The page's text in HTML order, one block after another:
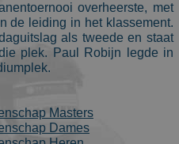
overheerste, met
de leiding in het klassement.
als tweede en staat
plek. Paul Robijn legde in
Masters
Dames
LLC
1 jaar 1
maand
This cookie
name is
asssociated
with Google
Universal